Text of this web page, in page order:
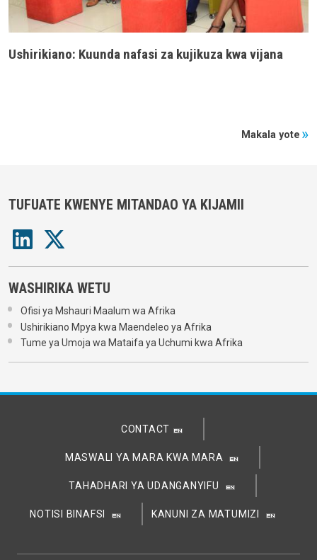
Ushirikiano: Kuunda nafasi za kujikuza kwa vijana
Makala yote
TUFUATE KWENYE MITANDAO YA KIJAMII
WASHIRIKA WETU
Ofisi ya Mshauri Maalum wa Afrika
Ushirikiano Mpya kwa Maendeleo ya Afrika
Tume ya Umoja wa Mataifa ya Uchumi kwa Afrika
CONTACT
MASWALI YA MARA KWA MARA
TAHADHARI YA UDANGANYIFU
NOTISI BINAFSI KANUNI ZA MATUMIZI